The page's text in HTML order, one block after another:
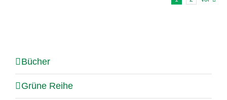
Bücher
Grüne Reihe